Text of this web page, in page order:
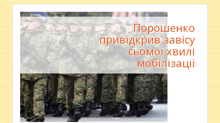
Порошенко
привідкрив завісу
сьомої хвилі
мобілізації